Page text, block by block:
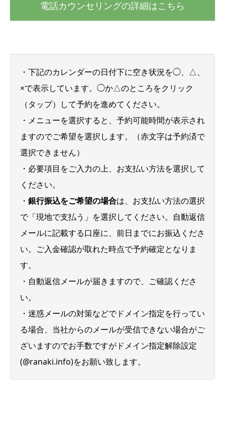
電話カウンセリングの詳細はこちら
・下記のカレンダーの日付下に空き状況を◯、△、
×で表示しています。◯か△のところをクリック
（タップ）して予約を進めてください。
・メニューを選択すると、予約可能時間が表示され
ますのでご希望を選択します。（赤文字は予約済で
選択できません）
・必要項目をご入力の上、お支払い方法を選択して
ください。
・ 銀行振込をご希望の場合は、お支払い方法の選択
で「現地で支払う」を選択してください。自動返信
メールに記載する口座に、前日までにお振込くださ
い。ご入金確認が取れた時点で予約確定となりま
す。
・自動返信メールが届きますので、ご確認くださ
い。
・迷惑メールの対策などでドメイン指定を行ってい
る場合、当社からのメールが受信できない場合がご
ざいますのでお手数ですがドメイン指定解除設定
(@ranaki.info)をお願い致します。